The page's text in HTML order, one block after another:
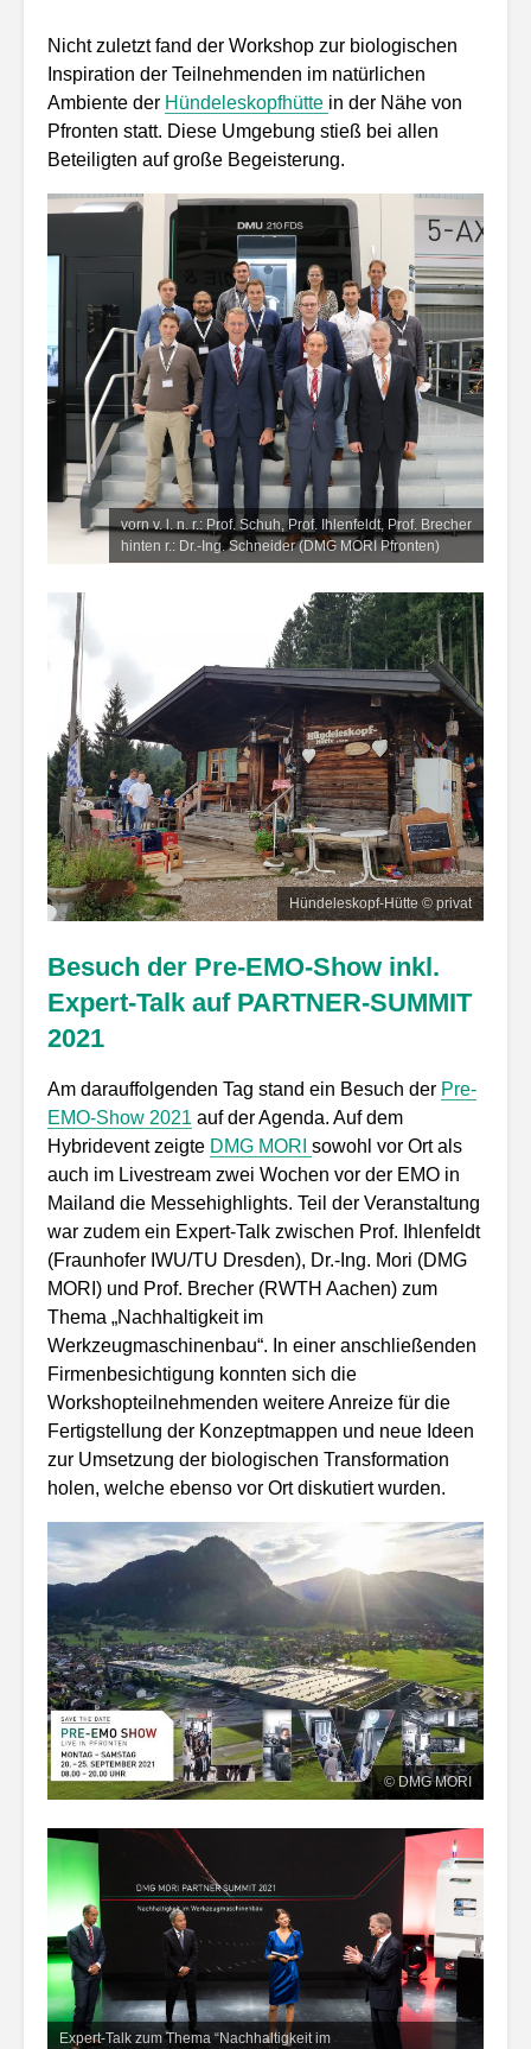
Nicht zuletzt fand der Workshop zur biologischen
Inspiration der Teilnehmenden im natürlichen
Ambiente der Hündeleskopfhütte in der Nähe von
Pfronten statt. Diese Umgebung stieß bei allen
Beteiligten auf große Begeisterung.
vorn v. l. n. r.: Prof. Schuh, Prof. Ihlenfeldt, Prof. Brecher
hinten r.: Dr.-Ing. Schneider (DMG MORI Pfronten)
Hündeleskopf-Hütte © privat
Besuch der Pre-EMO-Show inkl.
Expert-Talk auf PARTNER-SUMMIT
2021
Am darauffolgenden Tag stand ein Besuch der Pre-
EMO-Show 2021 auf der Agenda. Auf dem
Hybridevent zeigte DMG MORI sowohl vor Ort als
auch im Livestream zwei Wochen vor der EMO in
Mailand die Messehighlights. Teil der Veranstaltung
war zudem ein Expert-Talk zwischen Prof. Ihlenfeldt
(Fraunhofer IWU/TU Dresden), Dr.-Ing. Mori (DMG
MORI) und Prof. Brecher (RWTH Aachen) zum
Thema „Nachhaltigkeit im
Werkzeugmaschinenbau“. In einer anschließenden
Firmenbesichtigung konnten sich die
Workshopteilnehmenden weitere Anreize für die
Fertigstellung der Konzeptmappen und neue Ideen
zur Umsetzung der biologischen Transformation
holen, welche ebenso vor Ort diskutiert wurden.
© DMG MORI
Expert-Talk zum Thema “Nachhaltigkeit im